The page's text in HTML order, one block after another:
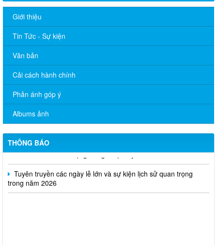
Giới thiệu
Tin Tức - Sự kiện
Văn bản
Cải cách hành chính
Phản ánh góp ý
Albums ảnh
THÔNG BÁO
Tăng cường công tác quản lý hoạt động của tạp chí trực thuộc
Quyết định thu hồi Giấy phép kinh doanh dịch vụ lữ hành nội
địa
Bộ Văn hóa, Thể thao và Du lịch ban hành Quyết định công bố
mẫu thẻ nhà báo sử dụng trong nhiệm kỳ 2026 - 2030
Tuyên truyền các ngày lễ lớn và sự kiện lịch sử quan trọng
trong năm 2026